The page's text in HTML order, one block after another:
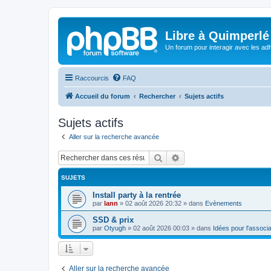
Libre à Quimperlé
Un forum pour interagir avec les
Raccourcis FAQ
Accueil du forum Rechercher Sujets actifs
Sujets actifs
Aller sur la recherche avancée
Rechercher
SUJETS
Install party à la rentrée
par lann » 02 août 2026 20:32 » dans Evènements
SSD & prix
par Otyugh » 02 août 2026 00:03 » dans Idées pour
Aller sur la recherche avancée